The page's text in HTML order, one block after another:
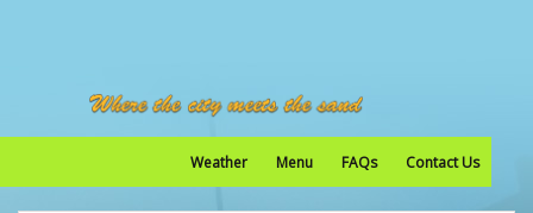
Weather Menu FAQs Contact Us